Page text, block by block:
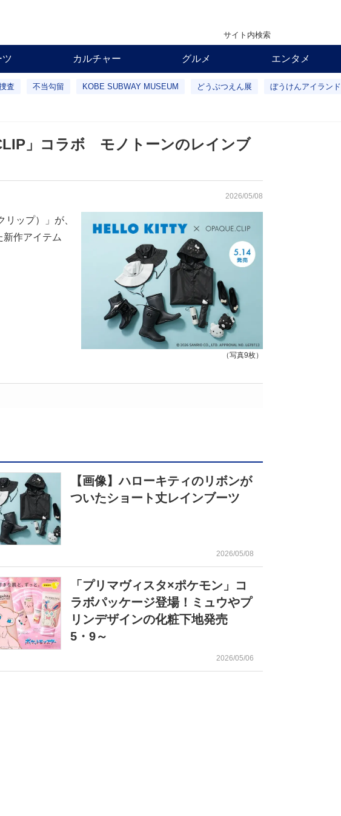
サイト内検索
ツ カルチャー グルメ エンタメ
査 不当勾留 KOBE SUBWAY MUSEUM どうぶつえん展 ぼうけんアイランド
」コラボ モノトーンのレインブ
2026/05/08
（写真9枚）
ップ）」が、
作アイテム
【画像】ハローキティのリボンが
ついたショート丈レインブーツ
2026/05/08
「プリマヴィスタ×ポケモン」コ
ラボパッケージ登場！ミュウやプ
リンデザインの化粧下地発売
5・9～
2026/05/06